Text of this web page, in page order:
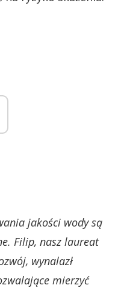
jakości wody są
Filip, nasz laureat
wynalazł
mierzyć